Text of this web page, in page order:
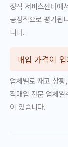
정식 서비스센터에
긍정적으로 평가됩
니다.
매입 가격이
업체별로 재고 상
직매입 전문 업체
이 있습니다.